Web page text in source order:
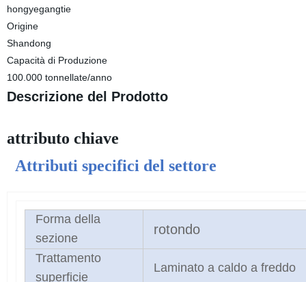
hongyegangtie
Origine
Shandong
Capacità di Produzione
100.000 tonnellate/anno
Descrizione del Prodotto
attributo chiave
Attributi specifici del settore
Forma della
sezione
rotondo
Trattamento
superficie
Laminato a caldo a freddo